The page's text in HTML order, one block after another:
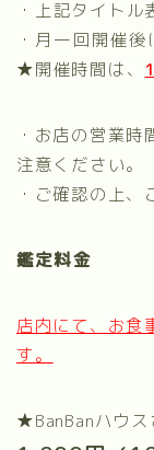
・上記タイト
・月一回開催
★開催時間は、
・お店の営業
注意ください。
・ご確認の上、
鑑定料金
店内にて、お食
す。
★BanBanハウ